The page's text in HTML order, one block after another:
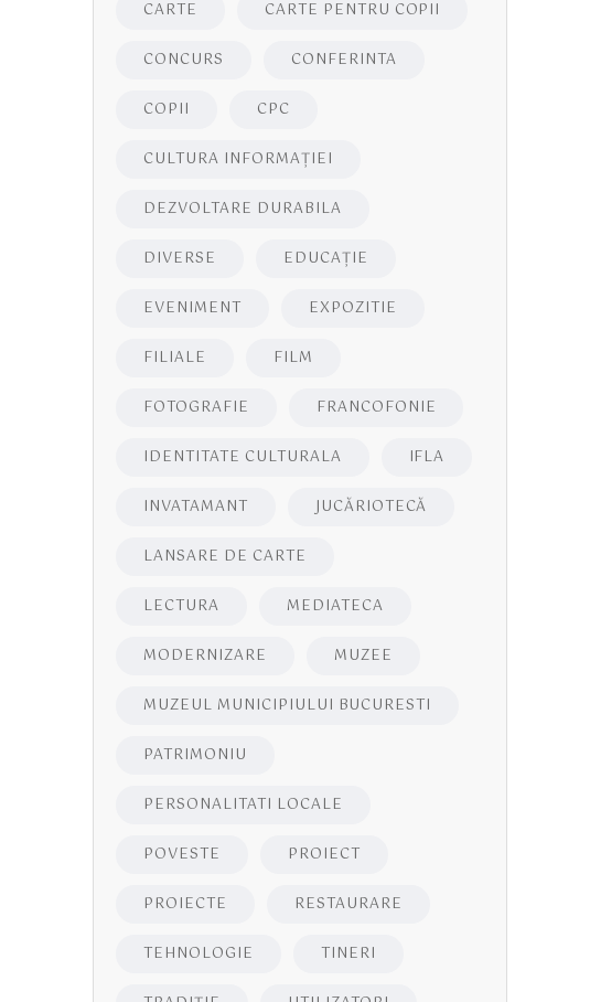
CARTE CARTE PENTRU COPII
CONCURS CONFERINTA
COPII CPC
CULTURA INFORMAŢIEI
DEZVOLTARE DURABILA
DIVERSE EDUCAŢIE
EVENIMENT EXPOZITIE
FILIALE FILM
FOTOGRAFIE FRANCOFONIE
IDENTITATE CULTURALA IFLA
INVATAMANT JUCĂRIOTECĂ
LANSARE DE CARTE
LECTURA MEDIATECA
MODERNIZARE MUZEE
MUZEUL MUNICIPIULUI BUCURESTI
PATRIMONIU
PERSONALITATI LOCALE
POVESTE PROIECT
PROIECTE RESTAURARE
TEHNOLOGIE TINERI